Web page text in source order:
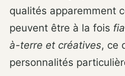
qualités apparemment
peuvent être à la fois
à-terre et créatives, ce
personnalités